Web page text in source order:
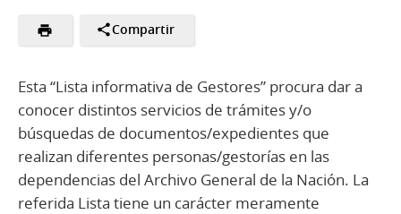
Compartir
Esta “Lista informativa de Gestores” procura dar a
conocer distintos servicios de trámites y/o
búsquedas de documentos/expedientes que
realizan diferentes personas/gestorías en las
dependencias del Archivo General de la Nación. La
referida Lista tiene un carácter meramente